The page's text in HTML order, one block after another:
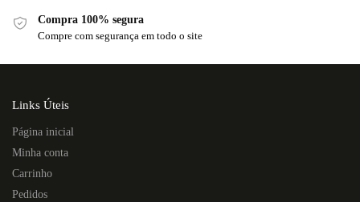
Compra 100% segura
Compre com segurança em todo o site
Links Úteis
Página inicial
Minha conta
Carrinho
Pedidos